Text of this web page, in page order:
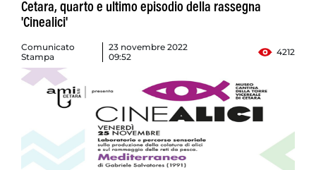
Cetara, quarto e ultimo episodio della rassegna
'Cinealici'
Comunicato
Stampa
23 novembre 2022
09:52
4212